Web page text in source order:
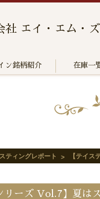
社 エイ・エム・
ン銘柄紹介 在庫一
ティングレポート 【テイス
リーズ Vol.7】夏は